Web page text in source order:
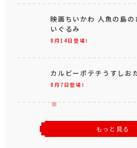
8月14日登場！
映画ちいかわ 人魚の島
いぐるみ
8月7日登場！
カルビーポテチうすしお
もっと見る